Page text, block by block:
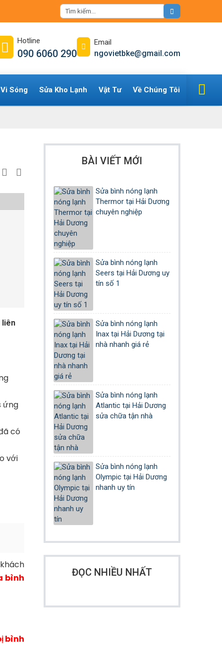
Hotline
090 6060 290
Email
ngovietbke@gmail.com
Sóng Sửa Kho Lạnh Vật Tư Về Chúng Tôi
liên
ứng
có
với
bình
bình
BÀI VIẾT MỚI
Sửa bình nóng lạnh
Thermor tại Hải Dương
chuyên nghiệp
Sửa bình nóng lạnh
Seers tại Hải Dương uy
tín số 1
Sửa bình nóng lạnh
Inax tại Hải Dương tại
nhà nhanh giá rẻ
Sửa bình nóng lạnh
Atlantic tại Hải Dương
sửa chữa tận nhà
Sửa bình nóng lạnh
Olympic tại Hải Dương
nhanh uy tín
ĐỌC NHIỀU NHẤT